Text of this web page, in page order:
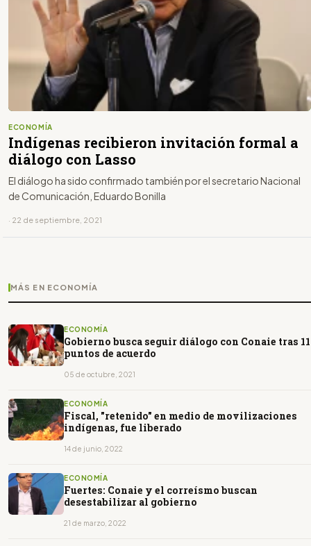
ECONOMÍA
Indígenas recibieron invitación formal a
diálogo con Lasso
El diálogo ha sido confirmado también por el secretario Nacional
de Comunicación, Eduardo Bonilla
· 22 de septiembre, 2021
MÁS EN ECONOMÍA
ECONOMÍA
Gobierno busca seguir diálogo con Conaie tras 11
puntos de acuerdo
05 de octubre, 2021
ECONOMÍA
Fiscal, "retenido" en medio de movilizaciones
indígenas, fue liberado
14 de junio, 2022
ECONOMÍA
Fuertes: Conaie y el correísmo buscan
desestabilizar al gobierno
21 de marzo, 2022